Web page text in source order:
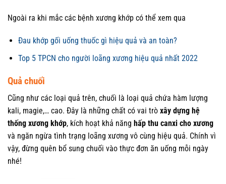
Ngoài ra khi mắc các bệnh xương khớp có thể xem qua
Đau khớp gối uống thuốc gì hiệu quả và an toàn?
Top 5 TPCN cho người loãng xương hiệu quả nhất 2022
Quả chuối
Cũng như các loại quả trên, chuối là loại quả chứa hàm lượng
kali, magie,… cao. Đây là những chất có vai trò xây dựng hệ
thống xương khớp, kích hoạt khả năng hấp thu canxi cho xương
và ngăn ngừa tình trạng loãng xương vô cùng hiệu quả. Chính vì
vậy, đừng quên bổ sung chuối vào thực đơn ăn uống mỗi ngày
nhé!